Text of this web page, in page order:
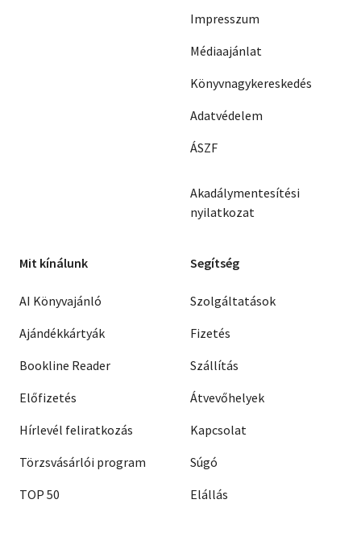
Impresszum
Médiaajánlat
Könyvnagykereskedés
Adatvédelem
ÁSZF
Akadálymentesítési
nyilatkozat
Mit kínálunk
AI Könyvajánló
Ajándékkártyák
Bookline Reader
Előfizetés
Hírlevél feliratkozás
Törzsvásárlói program
TOP 50
Segítség
Szolgáltatások
Fizetés
Szállítás
Átvevőhelyek
Kapcsolat
Súgó
Elállás